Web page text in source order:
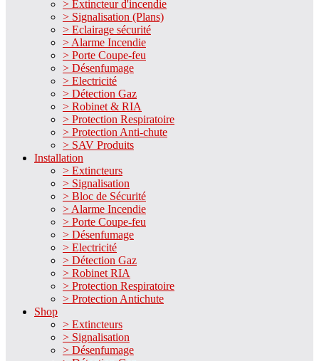
> Extincteur d'incendie
> Signalisation (Plans)
> Eclairage sécurité
> Alarme Incendie
> Porte Coupe-feu
> Désenfumage
> Electricité
> Détection Gaz
> Robinet & RIA
> Protection Respiratoire
> Protection Anti-chute
> SAV Produits
Installation
> Extincteurs
> Signalisation
> Bloc de Sécurité
> Alarme Incendie
> Porte Coupe-feu
> Désenfumage
> Electricité
> Détection Gaz
> Robinet RIA
> Protection Respiratoire
> Protection Antichute
Shop
> Extincteurs
> Signalisation
> Désenfumage